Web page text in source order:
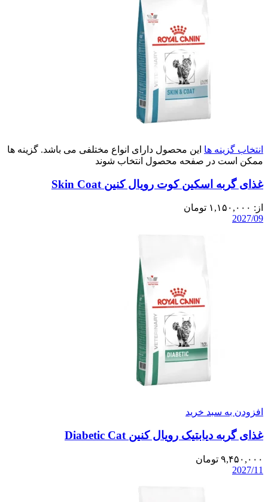
انتخاب گزینه ها این محصول دارای انواع مختلفی می باشد. گزینه ها
ممکن است در صفحه محصول انتخاب شوند
غذای گربه اسکین کوت رویال کنین Skin Coat
از: ۱,۱۵۰,۰۰۰ تومان
2027/09
افزودن به سبد خرید
غذای گربه دیابتیک رویال کنین Diabetic Cat
۹,۴۵۰,۰۰۰ تومان
2027/11